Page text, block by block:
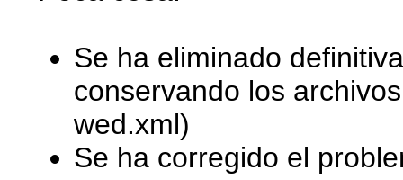
Se ha eliminado
conservando los
wed.xml)
Se ha corregido el